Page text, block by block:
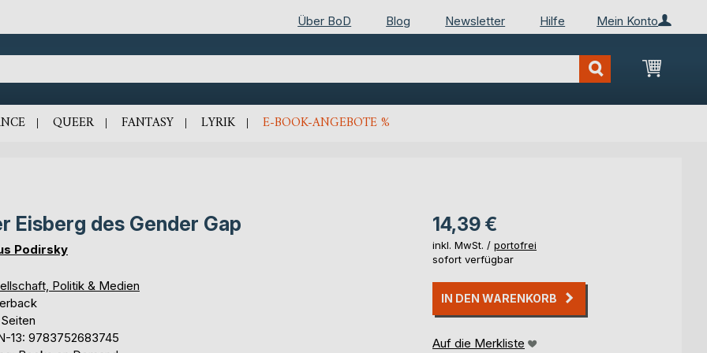
Mein Konto
Über BoD Blog Newsletter Hilfe
Mein
QUEER FANTASY LYRIK E-BOOK-ANGEBOTE %
Eisberg des Gender Gap
Podirsky
Politik & Medien
13: 9783752683745
14,39 €
inkl. MwSt. / portofrei
sofort verfügbar
IN DEN WARENKORB
Auf die Merkliste